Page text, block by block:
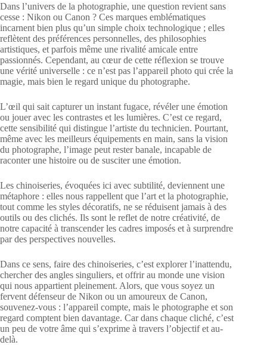
Dans l’univers de la photographie, une question revient sans
cesse : Nikon ou Canon ? Ces marques emblématiques
incarnent bien plus qu’un simple choix technologique ; elles
reflètent des préférences personnelles, des philosophies
artistiques, et parfois même une rivalité amicale entre
passionnés. Cependant, au cœur de cette réflexion se trouve
une vérité universelle : ce n’est pas l’appareil photo qui crée la
magie, mais bien le regard unique du photographe.
L’œil qui sait capturer un instant fugace, révéler une émotion
ou jouer avec les contrastes et les lumières. C’est ce regard,
cette sensibilité qui distingue l’artiste du technicien. Pourtant,
même avec les meilleurs équipements en main, sans la vision
du photographe, l’image peut rester banale, incapable de
raconter une histoire ou de susciter une émotion.
Les chinoiseries, évoquées ici avec subtilité, deviennent une
métaphore : elles nous rappellent que l’art et la photographie,
tout comme les styles décoratifs, ne se réduisent jamais à des
outils ou des clichés. Ils sont le reflet de notre créativité, de
notre capacité à transcender les cadres imposés et à surprendre
par des perspectives nouvelles.
Dans ce sens, faire des chinoiseries, c’est explorer l’inattendu,
chercher des angles singuliers, et offrir au monde une vision
qui nous appartient pleinement. Alors, que vous soyez un
fervent défenseur de Nikon ou un amoureux de Canon,
souvenez-vous : l’appareil compte, mais le photographe et son
regard comptent bien davantage. Car dans chaque cliché, c’est
un peu de votre âme qui s’exprime à travers l’objectif et au-
delà.